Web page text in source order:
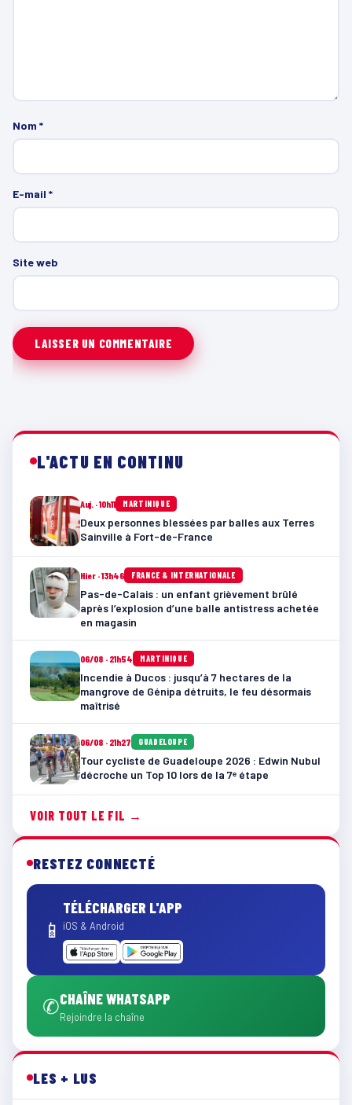
Nom *
E-mail *
Site web
L'ACTU EN CONTINU
Auj. · 10h11 MARTINIQUE
Deux personnes blessées par balles aux Terres
Sainville à Fort-de-France
Hier · 13h46 FRANCE & INTERNATIONALE
Pas-de-Calais : un enfant grièvement brûlé
après l’explosion d’une balle antistress achetée
en magasin
06/08 · 21h54 MARTINIQUE
Incendie à Ducos : jusqu’à 7 hectares de la
mangrove de Génipa détruits, le feu désormais
maîtrisé
06/08 · 21h27 GUADELOUPE
Tour cycliste de Guadeloupe 2026 : Edwin Nubul
décroche un Top 10 lors de la 7ᵉ étape
VOIR TOUT LE FIL →
RESTEZ CONNECTÉ
📱
TÉLÉCHARGER L'APP
iOS & Android
✆CHAÎNE WHATSAPP
Rejoindre la chaîne
LES + LUS